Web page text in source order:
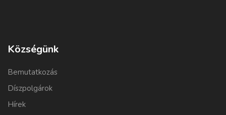
Községünk
Bemutatkozás
Díszpolgárok
Hírek